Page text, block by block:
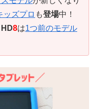
ッズプロ も登場中！
8は1つ前のモデル